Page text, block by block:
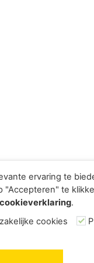
ervaring te
te
.
cookies